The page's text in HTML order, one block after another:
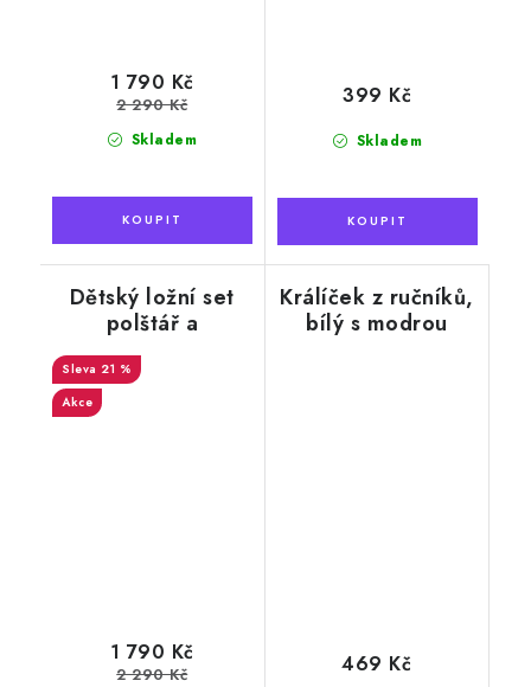
Skladem
1 790 Kč
2 290 Kč
Skladem
399 Kč
Dětský ložní set
polštář a
přikrývka,
velbloudí vlna +
bavlna, růžový s
21 %
Akce
1 790 Kč
2 290 Kč
Králíček z ručníků,
bílý s modrou
469 Kč